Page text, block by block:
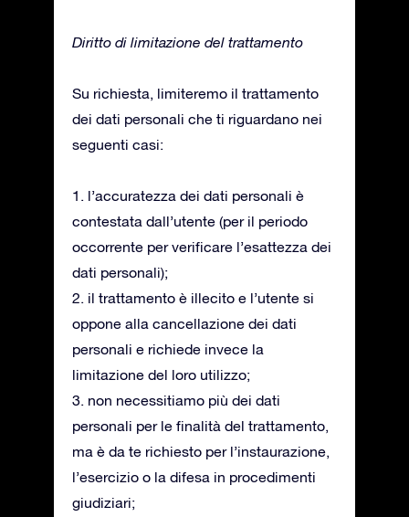
Diritto di limitazione del trattamento
Su richiesta, limiteremo il trattamento
dei dati personali che ti riguardano nei
seguenti casi:
1. l’accuratezza dei dati personali è
contestata dall’utente (per il periodo
occorrente per verificare l’esattezza dei
dati personali);
2. il trattamento è illecito e l’utente si
oppone alla cancellazione dei dati
personali e richiede invece la
limitazione del loro utilizzo;
3. non necessitiamo più dei dati
personali per le finalità del trattamento,
ma è da te richiesto per l’instaurazione,
l’esercizio o la difesa in procedimenti
giudiziari;